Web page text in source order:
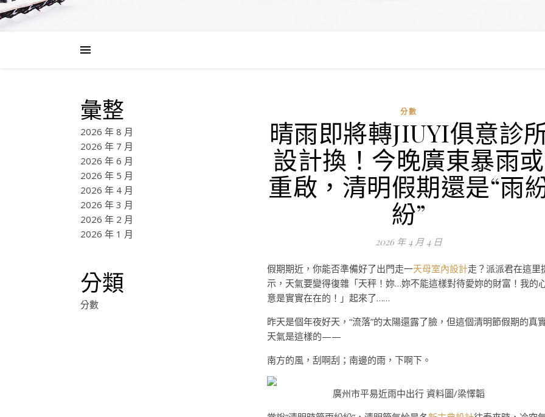
彙整
2026 年 8 月
2026 年 7 月
2026 年 6 月
2026 年 5 月
2026 年 4 月
2026 年 3 月
2026 年 2 月
2026 年 1 月
分類
分數
分數
晴雨即將轉JIUYI俱意診
設計換！今晚廣東暴雨或
重啟，清明假期還是“雨
紛”
2026 年 4 月 4 日
假期期近，你能否準備好了出門走一天母室內設計走？派派君在這里
示，天氣要變得復雜「天秤！妳…妳不能這樣對待愛妳的財富！我的
意是實實在在的！」起來了……
昨天是個年夜好天，“流落”的太陽還露了臉，但這個清明節假期的真
天氣是這樣的——
南方的風，刮啊刮；南邊的雨，下啊下。
廣州市平易近雨中出行 資料圖/梁懌韜